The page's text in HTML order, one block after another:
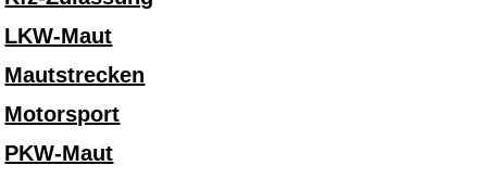
LKW-Maut
Mautstrecken
Motorsport
PKW-Maut